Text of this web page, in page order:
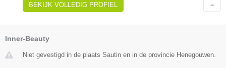
BEKIJK VOLLEDIG PROFIEL
Inner-Beauty
Niet gevestigd in de plaats Sautin en in de provincie Henegouwen.